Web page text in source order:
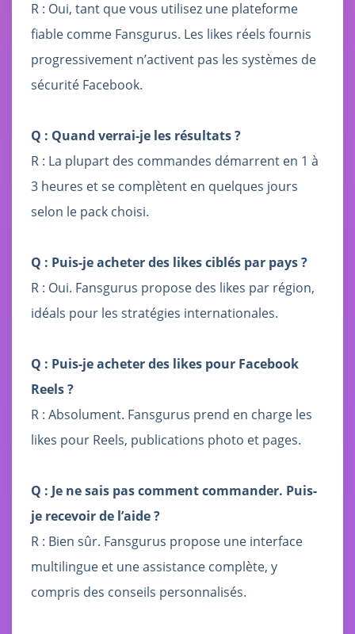
R : Oui, tant que vous utilisez une plateforme
fiable comme Fansgurus. Les likes réels fournis
progressivement n’activent pas les systèmes de
sécurité Facebook.
Q : Quand verrai-je les résultats ?
R : La plupart des commandes démarrent en 1 à
3 heures et se complètent en quelques jours
selon le pack choisi.
Q : Puis-je acheter des likes ciblés par pays ?
R : Oui. Fansgurus propose des likes par région,
idéals pour les stratégies internationales.
Q : Puis-je acheter des likes pour Facebook
Reels ?
R : Absolument. Fansgurus prend en charge les
likes pour Reels, publications photo et pages.
Q : Je ne sais pas comment commander. Puis-
je recevoir de l’aide ?
R : Bien sûr. Fansgurus propose une interface
multilingue et une assistance complète, y
compris des conseils personnalisés.